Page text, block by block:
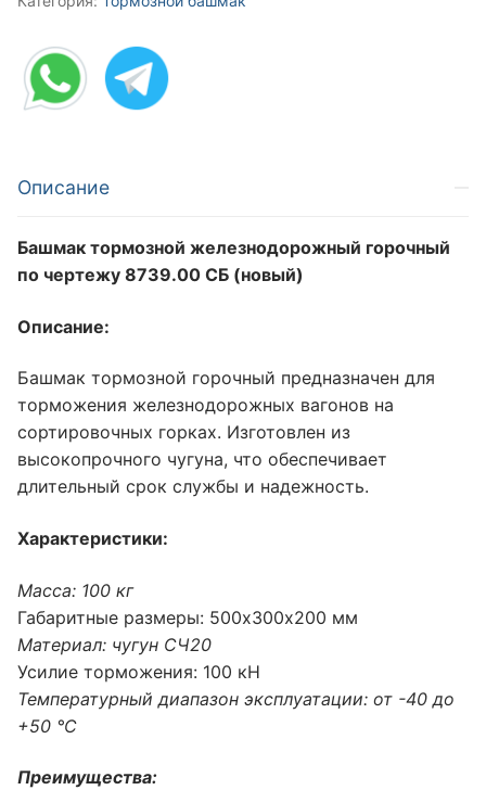
Описание
Башмак тормозной железнодорожный горочный
по чертежу 8739.00 СБ (новый)
Описание:
Башмак тормозной горочный предназначен для
торможения железнодорожных вагонов на
сортировочных горках. Изготовлен из
высокопрочного чугуна, что обеспечивает
длительный срок службы и надежность.
Характеристики:
Масса: 100 кг
Габаритные размеры: 500х300х200 мм
Материал: чугун СЧ20
Усилие торможения: 100 кН
Температурный диапазон эксплуатации: от -40 до
+50 °C
Преимущества: